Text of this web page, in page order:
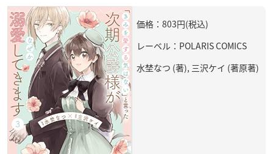
価格：803円(税込)
レーベル：POLARIS COMICS
水埜なつ (著), 三沢ケイ (著原著)